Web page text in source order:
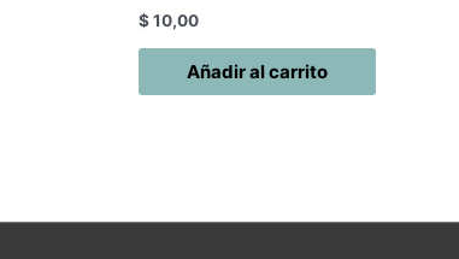
$10,00
Añadir al carrito